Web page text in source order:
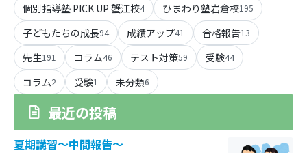
個別指導塾 PICK UP 蟹江校4 ひまわり塾岩倉校195
子どもたちの成長94 成績アップ41 合格報告13
先生191 コラム46 テスト対策59 受験44
コラム2 受験1 未分類6
最近の投稿
夏期講習～中間報告～